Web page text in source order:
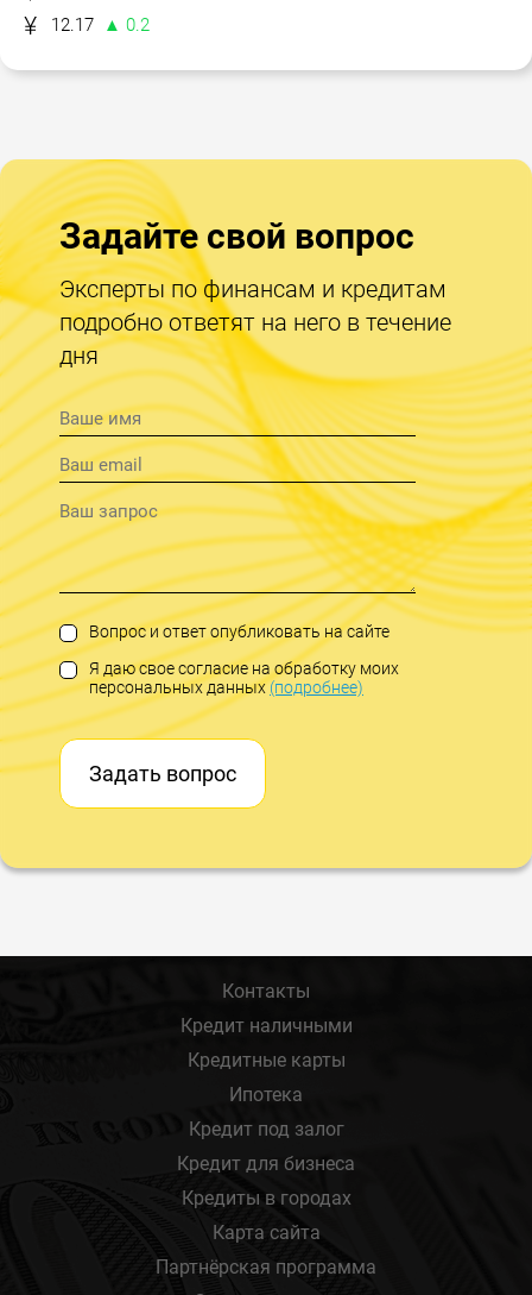
12.17
▲ 0.2
Задайте свой вопрос
Эксперты по финансам и кредитам
подробно ответят на него в течение
дня
Вопрос и ответ опубликовать на сайте
Я даю свое согласие на обработку моих
персональных данных(подробнее)
Задать вопрос
Контакты
Кредит наличными
Кредитные карты
Ипотека
Кредит под залог
Кредит для бизнеса
Кредиты в городах
Карта сайта
Партнёрская программа